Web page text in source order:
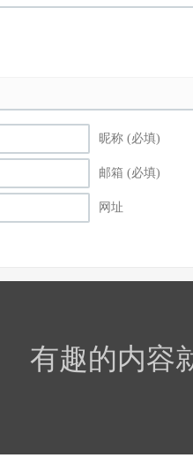
昵称 (必填)
邮箱 (必填)
网址
有趣的内容